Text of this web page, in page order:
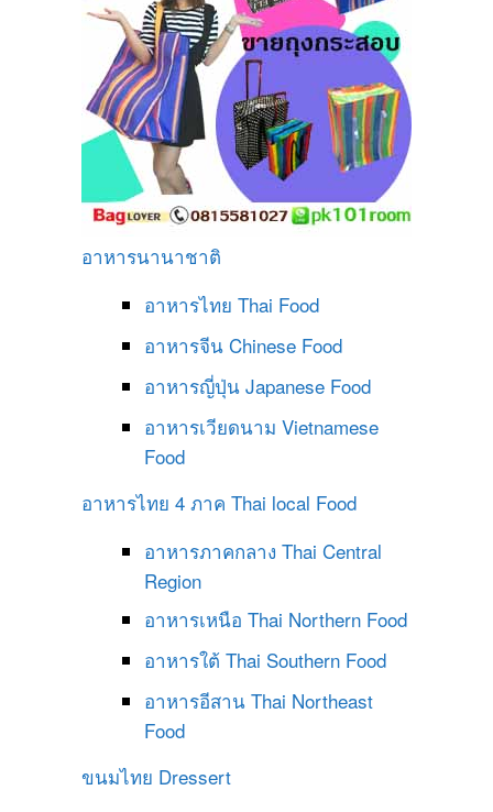
อาหารนานาชาติ
อาหารไทย Thai Food
อาหารจีน Chinese Food
อาหารญี่ปุ่น Japanese Food
อาหารเวียดนาม Vietnamese
Food
อาหารไทย 4 ภาค Thai local Food
อาหารภาคกลาง Thai Central
Region
อาหารเหนือ Thai Northern Food
อาหารใต้ Thai Southern Food
อาหารอีสาน Thai Northeast
Food
ขนมไทย Dressert